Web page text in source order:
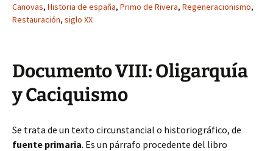
Canovas, Historia de españa, Primo de Rivera, Regeneracionismo,
Restauración, siglo XX
Documento VIII: Oligarquía
y Caciquismo
Se trata de un texto circunstancial o historiográfico, de
fuente primaria. Es un párrafo procedente del libro